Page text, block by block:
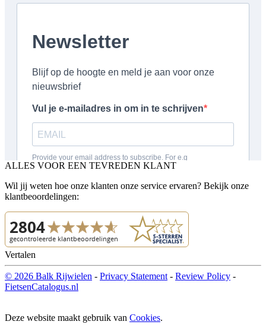
ALLES VOOR EEN TEVREDEN KLANT
Wil jij weten hoe onze klanten onze service ervaren? Bekijk onze
klantbeoordelingen:
Vertalen
© 2026 Balk Rijwielen - Privacy Statement - Review Policy -
FietsenCatalogus.nl
Deze website maakt gebruik van Cookies.